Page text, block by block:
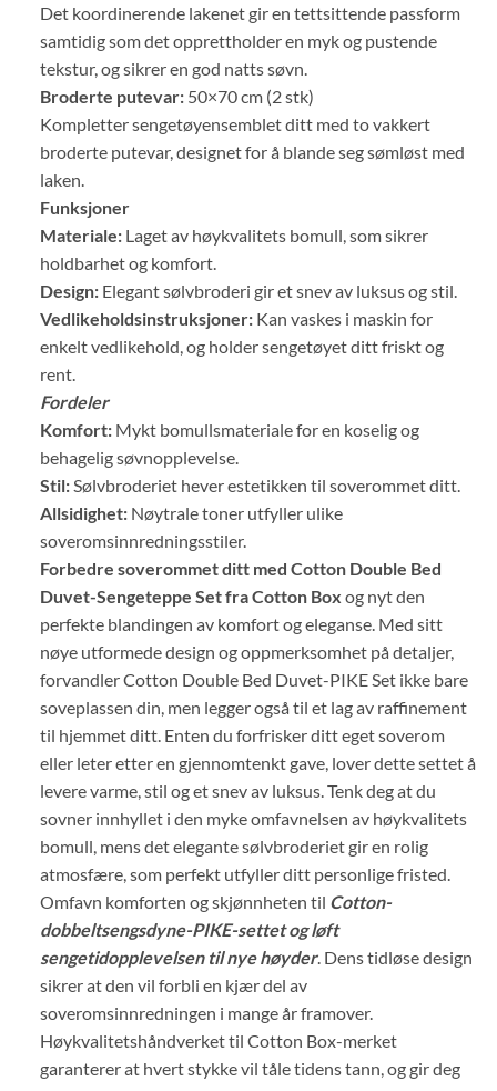
Det koordinerende lakenet gir en tettsittende passform
samtidig som det opprettholder en myk og pustende
tekstur, og sikrer en god natts søvn.
Broderte putevar:50×70 cm (2 stk)
Kompletter sengetøyensemblet ditt med to vakkert
broderte putevar, designet for å blande seg sømløst med
laken.
Funksjoner
Materiale:Laget av høykvalitets bomull, som sikrer
holdbarhet og komfort.
Design:Elegant sølvbroderi gir et snev av luksus og stil.
Vedlikeholdsinstruksjoner:Kan vaskes i maskin for
enkelt vedlikehold, og holder sengetøyet ditt friskt og
rent.
Fordeler
Komfort:Mykt bomullsmateriale for en koselig og
behagelig søvnopplevelse.
Stil:Sølvbroderiet hever estetikken til soverommet ditt.
Allsidighet:Nøytrale toner utfyller ulike
soveromsinnredningsstiler.
Forbedre soverommet ditt med Cotton Double Bed
Duvet-Sengeteppe Set fra Cotton Box og nyt den
perfekte blandingen av komfort og eleganse. Med sitt
nøye utformede design og oppmerksomhet på detaljer,
forvandler Cotton Double Bed Duvet-PIKE Set ikke bare
soveplassen din, men legger også til et lag av raffinement
til hjemmet ditt. Enten du forfrisker ditt eget soverom
eller leter etter en gjennomtenkt gave, lover dette settet å
levere varme, stil og et snev av luksus. Tenk deg at du
sovner innhyllet i den myke omfavnelsen av høykvalitets
bomull, mens det elegante sølvbroderiet gir en rolig
atmosfære, som perfekt utfyller ditt personlige fristed.
Omfavn komforten og skjønnheten til Cotton-
dobbeltsengsdyne-PIKE-settet og løft
sengetidopplevelsen til nye høyder. Dens tidløse design
sikrer at den vil forbli en kjær del av
soveromsinnredningen i mange år framover.
Høykvalitetshåndverket til Cotton Box-merket
garanterer at hvert stykke vil tåle tidens tann, og gir deg